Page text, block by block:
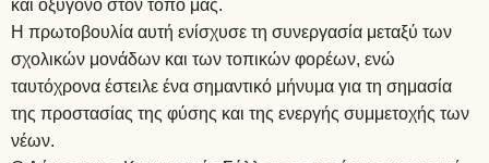
Η πρωτοβουλία αυτή ενίσχυσε τη συνεργασία μεταξύ των
σχολικών μονάδων και των τοπικών φορέων, ενώ
ταυτόχρονα έστειλε ένα σημαντικό μήνυμα για τη σημασία
της προστασίας της φύσης και της ενεργής συμμετοχής των
νέων.